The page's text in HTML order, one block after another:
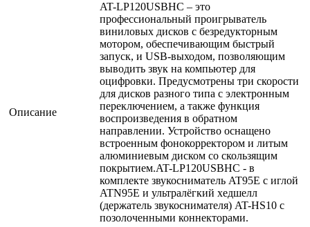
Описание
AT-LP120USBHC – это
профессиональный проигрыватель
виниловых дисков с безредукторным
мотором, обеспечивающим быстрый
запуск, и USB-выходом, позволяющим
выводить звук на компьютер для
оцифровки. Предусмотрены три скорости
для дисков разного типа с электронным
переключением, а также функция
воспроизведения в обратном
направлении. Устройство оснащено
встроенным фонокорректором и литым
алюминиевым диском со скользящим
покрытием.AT-LP120USBHC - в
комплекте звукосниматель AT95E с иглой
ATN95E и ультралёгкий хедшелл
(держатель звукоснимателя) AT-HS10 с
позолоченными коннекторами.